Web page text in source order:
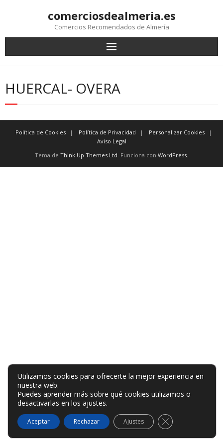
comerciosdealmeria.es
Comercios Recomendados de Almería
HUERCAL- OVERA
Política de Cookies Política de Privacidad
Personalizar Cookies
Aviso Legal
Tema de Think Up Themes Ltd. Funciona con WordPress.
Utilizamos cookies para ofrecerte la mejor experiencia en
nuestra web.
Puedes aprender más sobre qué cookies utilizamos o
desactivarlas en los ajustes.
Aceptar Rechazar Ajustes Cerrar el banner